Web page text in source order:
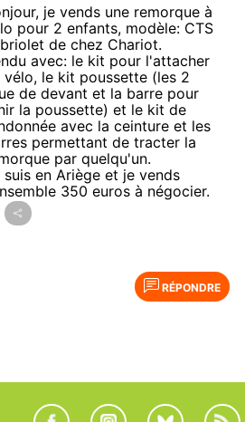
je vends une remorque à
pour 2 enfants, modèle: CTS
de chez Chariot.
avec: le kit pour l'attacher
vélo, le kit poussette (les 2
de devant et la barre pour
la poussette) et le kit de
avec la ceinture et les
permettant de tracter la
par quelqu'un.
suis en Ariège et je vends
350 euros à négocier.
RÉPONDRE